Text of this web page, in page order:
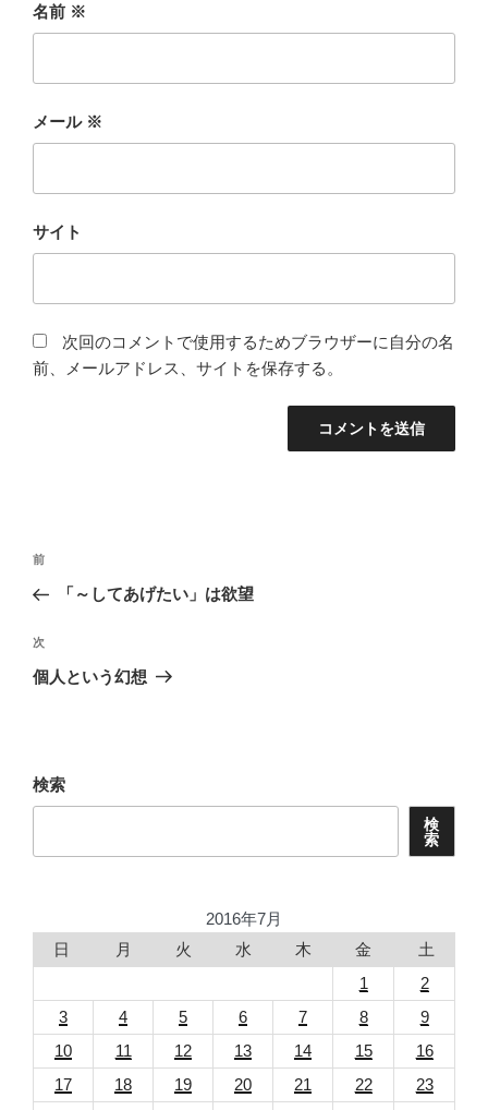
名前 ※
メール ※
サイト
次回のコメントで使用するためブラウザーに自分の名
前、メールアドレス、サイトを保存する。
投
ナ
ビ
ゲ
ン
前
の
稿
前
「～してあげたい」は欲望
次
の
次
個人という幻想
検索
検
索
2016年7月
日
月 火 水 木 金
土
1
2
3
4 5 6 7 8
9
10
11 12 13 14 15
16
17
18 19 20 21 22
23